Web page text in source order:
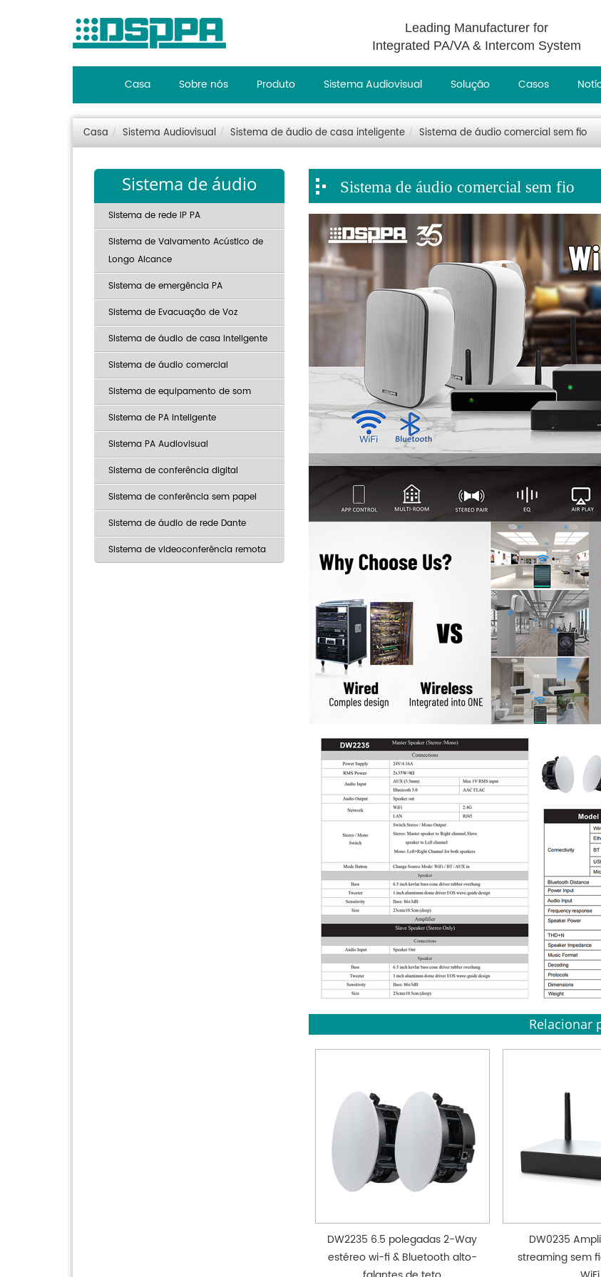
Leading Manufacturer for
Integrated PA/VA & Intercom System
Casa Sobre nós Produto Sistema Audiovisual Solução Casos
Casa Sistema Audiovisual Sistema de áudio de casa inteligente Sistema de áudio comercial sem fio
Sistema de áudio
Sistema de rede IP PA
Sistema de Vaivamento Acústico de
Longo Alcance
Sistema de emergência PA
Sistema de Evacuação de Voz
Sistema de áudio de casa inteligente
Sistema de áudio comercial
Sistema de equipamento de som
Sistema de PA inteligente
Sistema PA Audiovisual
Sistema de conferência digital
Sistema de conferência sem papel
Sistema de áudio de rede Dante
Sistema de videoconferência remota
Sistema de áudio comercial sem fio
Relacionar
DW2235 6.5 polegadas 2-Way
estéreo wi-fi & Bluetooth alto-
DW0235
streaming sem